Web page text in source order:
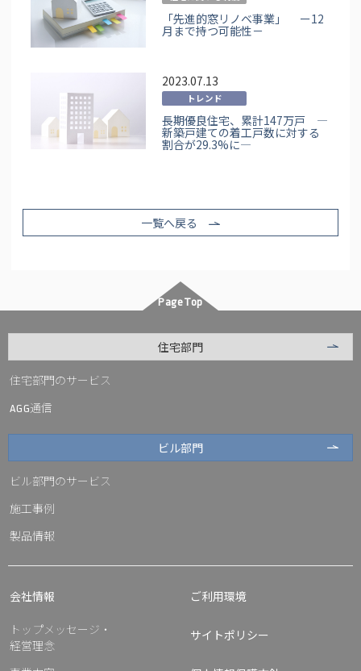
「先進的窓リノベ事業」 ー12
月まで持つ可能性－
2023.07.13
トレンド
長期優良住宅、累計147万戸 ―
新築戸建ての着工戸数に対する
割合が29.3%に―
一覧へ戻る
PageTop
住宅部門
住宅部門のサービス
AGG通信
ビル部門
ビル部門のサービス
施工事例
製品情報
会社情報
トップメッセージ・
経営理念
ご利用環境
サイトポリシー